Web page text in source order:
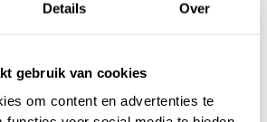
Details Over
gebruik van cookies
om content en advertenties te
overConversie rate
, neem
met ons op.
te maken?Wij